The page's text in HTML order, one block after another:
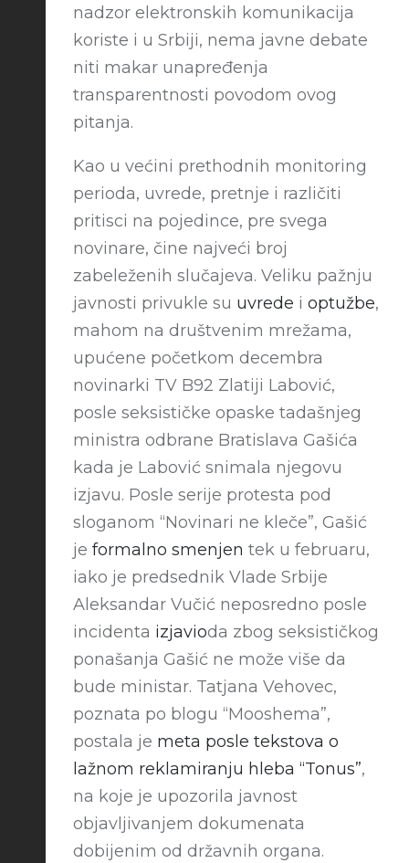
nadzor elektronskih komunikacija
koriste i u Srbiji, nema javne debate
niti makar unapređenja
transparentnosti povodom ovog
pitanja.
Kao u većini prethodnih monitoring
perioda, uvrede, pretnje i različiti
pritisci na pojedince, pre svega
novinare, čine najveći broj
zabeleženih slučajeva. Veliku pažnju
javnosti privukle su uvrede i optužbe,
mahom na društvenim mrežama,
upućene početkom decembra
novinarki TV B92 Zlatiji Labović,
posle seksističke opaske tadašnjeg
ministra odbrane Bratislava Gašića
kada je Labović snimala njegovu
izjavu. Posle serije protesta pod
sloganom “Novinari ne kleče”, Gašić
je formalno smenjen tek u februaru,
iako je predsednik Vlade Srbije
Aleksandar Vučić neposredno posle
incidenta izjavioda zbog seksističkog
ponašanja Gašić ne može više da
bude ministar. Tatjana Vehovec,
poznata po blogu “Mooshema”,
postala je meta posle tekstova o
lažnom reklamiranju hleba “Tonus”,
na koje je upozorila javnost
objavljivanjem dokumenata
dobijenim od državnih organa.